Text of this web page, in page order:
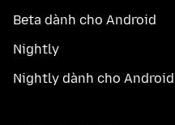
Beta dành cho Android
Nightly
Nightly dành cho Android